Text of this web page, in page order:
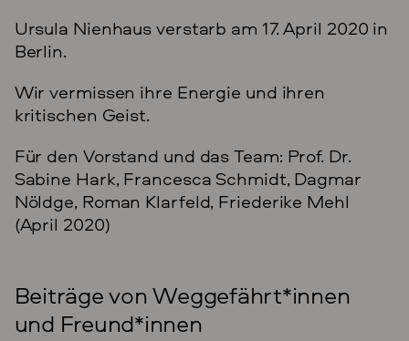
Ursula Nienhaus verstarb am 17. April 2020 in
Berlin.
Wir vermissen ihre Energie und ihren
kritischen Geist.
Für den Vorstand und das Team: Prof. Dr.
Sabine Hark, Francesca Schmidt, Dagmar
Nöldge, Roman Klarfeld, Friederike Mehl
(April 2020)
Beiträge von Weggefährt*innen
und Freund*innen